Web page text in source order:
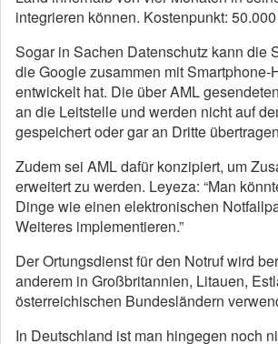
integrieren können. Kostenpunkt: 50.000
Sogar in Sachen Datenschutz kann die
die Google zusammen mit Smartphone-
entwickelt hat. Die über AML
an die Leitstelle und werden nicht auf
gespeichert oder gar an Dritte
Zudem sei AML dafür konzipiert, um
erweitert zu werden. Leyeza: “Man
Dinge wie einen elektronischen
Weiteres implementieren.”
Der Ortungsdienst für den Notruf wird
anderem in Großbritannien, Litauen,
österreichischen Bundesländern
In Deutschland ist man hingegen noch